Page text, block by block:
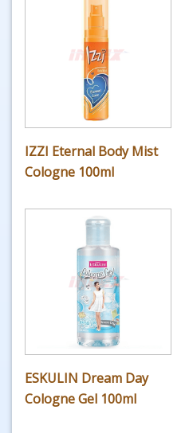
IZZI Eternal Body Mist
Cologne 100ml
ESKULIN Dream Day
Cologne Gel 100ml